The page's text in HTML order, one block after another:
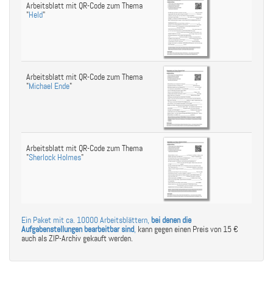
Arbeitsblatt mit QR-Code zum Thema
"Held"
Arbeitsblatt mit QR-Code zum Thema
"Michael Ende"
Arbeitsblatt mit QR-Code zum Thema
"Sherlock Holmes"
Ein Paket mit ca. 10000 Arbeitsblättern, bei denen die
Aufgabenstellungen bearbeitbar sind, kann gegen einen Preis von 15 €
auch als ZIP-Archiv gekauft werden.